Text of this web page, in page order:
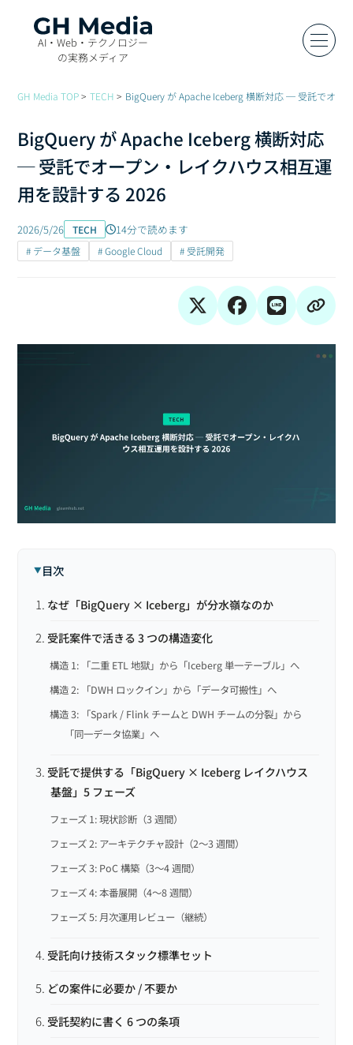
AI・Web・テクノロジー
の実務メディア
GH Media TOP TECH BigQuery が Apache Iceberg 横断対応 ─ 受託でオー
BigQuery が Apache Iceberg 横断対応
─ 受託でオープン・レイクハウス相互運
用を設計する 2026
2026/5/26 TECH 14分で読めます
# データ基盤 # Google Cloud # 受託開発
目次
なぜ「BigQuery × Iceberg」が分水嶺なのか
受託案件で活きる 3 つの構造変化
構造 1: 「二重 ETL 地獄」から「Iceberg 単一テーブル」へ
構造 2: 「DWH ロックイン」から「データ可搬性」へ
構造 3: 「Spark / Flink チームと DWH チームの分裂」から
「同一データ協業」へ
受託で提供する「BigQuery × Iceberg レイクハウス
基盤」5 フェーズ
フェーズ 1: 現状診断（3 週間）
フェーズ 2: アーキテクチャ設計（2〜3 週間）
フェーズ 3: PoC 構築（3〜4 週間）
フェーズ 4: 本番展開（4〜8 週間）
フェーズ 5: 月次運用レビュー（継続）
受託向け技術スタック標準セット
どの案件に必要か / 不要か
受託契約に書く 6 つの条項